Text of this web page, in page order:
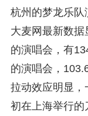
杭州的梦龙乐队
大麦网最新数
的演唱会，有
的演唱会，
拉动效应明显，
初在上海举行的